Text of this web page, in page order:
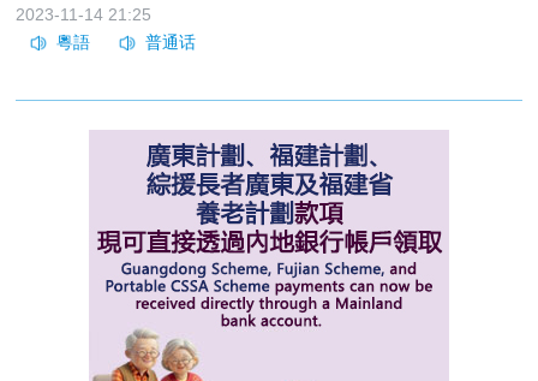
2023-11-14 21:25